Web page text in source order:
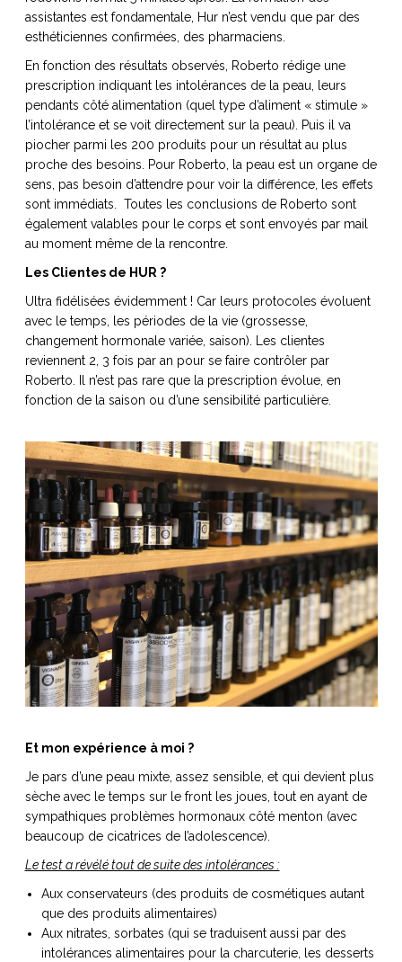
assistantes est fondamentale, Hur n’est vendu que par des
esthéticiennes confirmées, des pharmaciens.
En fonction des résultats observés, Roberto rédige une
prescription indiquant les intolérances de la peau, leurs
pendants côté alimentation (quel type d’aliment « stimule »
l’intolérance et se voit directement sur la peau). Puis il va
piocher parmi les 200 produits pour un résultat au plus
proche des besoins. Pour Roberto, la peau est un organe de
sens, pas besoin d’attendre pour voir la différence, les effets
sont immédiats. Toutes les conclusions de Roberto sont
également valables pour le corps et sont envoyés par mail
au moment même de la rencontre.
Les Clientes de HUR ?
Ultra fidélisées évidemment ! Car leurs protocoles évoluent
avec le temps, les périodes de la vie (grossesse,
changement hormonale variée, saison). Les clientes
reviennent 2, 3 fois par an pour se faire contrôler par
Roberto. Il n’est pas rare que la prescription évolue, en
fonction de la saison ou d’une sensibilité particulière.
Et mon expérience à moi ?
Je pars d’une peau mixte, assez sensible, et qui devient plus
sèche avec le temps sur le front les joues, tout en ayant de
sympathiques problèmes hormonaux côté menton (avec
beaucoup de cicatrices de l’adolescence).
Le test a révélé tout de suite des intolérances :
Aux conservateurs (des produits de cosmétiques autant
que des produits alimentaires)
Aux nitrates, sorbates (qui se traduisent aussi par des
intolérances alimentaires pour la charcuterie, les desserts